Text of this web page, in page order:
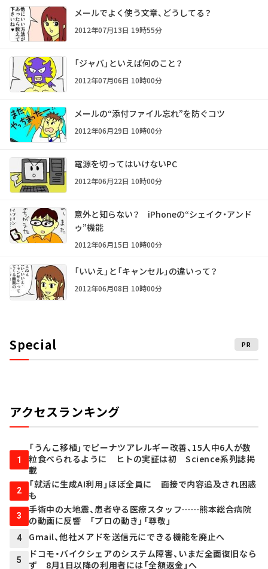
メールでよく使う文章、どうしてる？
2012年07月13日 19時55分
「ジャバ」といえば何のこと？
2012年07月06日 10時00分
メールの“添付ファイル忘れ”を防ぐコツ
2012年06月29日 10時00分
電源を切ってはいけないPC
2012年06月22日 10時00分
意外と知らない？ iPhoneの“シェイク・アンド
ゥ”機能
2012年06月15日 10時00分
「いいえ」と「キャンセル」の違いって？
2012年06月08日 10時00分
Special PR
アクセスランキング
1
「うんこ移植」でピーナツアレルギー改善、15人中6人が数
粒食べられるように ヒトの実証は初 Science系列誌掲
載
2
「就活に生成AI利用」ほぼ全員に 面接で内容追及され困惑
も
3
手術中の大地震、患者守る医療スタッフ……熊本総合病院
の動画に反響 「プロの動き」「尊敬」
4 Gmail、他社メアドを送信元にできる機能を廃止へ
5
ドコモ・バイクシェアのシステム障害、いまだ全面復旧なら
ず 8月1日以降の利用者には「全額返金」へ